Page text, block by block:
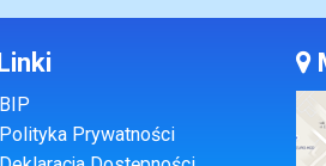
Linki
BIP
Polityka Prywatności